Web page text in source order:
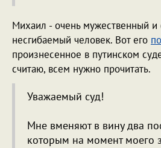
Михаил - очень мужественный
несгибаемый человек. Вот его
произнесенное в путинском
считаю, всем нужно прочитать.
Уважаемый суд!
Мне вменяют в вину два
которым на момент моего